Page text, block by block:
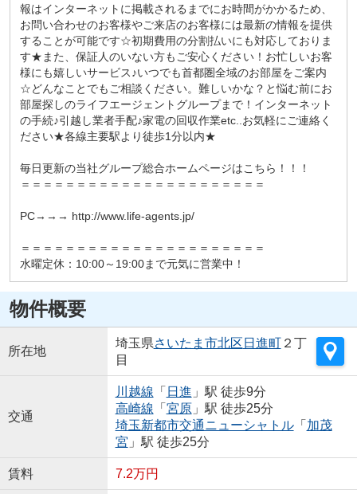
報はインターネットに掲載されるまでにお時間がかかるため、
お問い合わせのお客様やご来店のお客様には最新の情報を提供
することが可能です☆初期費用の分割払いにも対応しておりま
す★また、保証人のいない方もご安心ください！お忙しいお客
様にも嬉しいサービス♪いつでも首都圏全域のお部屋をご案内
☆どんなことでもご相談ください。難しいかな？と悩む前にお
部屋探しのライフエージェントグループまで！インターネット
の手続♪引越し業者手配♪家電の回収作業etc..お気軽にご連絡く
ださい★各線主要駅より徒歩1分以内★
毎日更新の当社グループ総合ホームページはこちら！！！
＝＝＝＝＝＝＝＝＝＝＝＝＝＝＝＝＝＝＝＝＝＝
PC→→→ http://www.life-agents.jp/
＝＝＝＝＝＝＝＝＝＝＝＝＝＝＝＝＝＝＝＝＝＝
水曜定休：10:00～19:00まで元気に営業中！
物件概要
所在地
埼玉県さいたま市北区 日進町２丁
目
交通
川越線 「 日進 」駅 徒歩9分
高崎線 「 宮原」駅 徒歩25分
埼玉新都市交通ニューシャトル「 加茂
宮 」駅 徒歩25分
賃料 7.2万円